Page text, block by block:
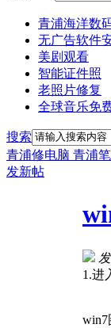
青浦海洋数
无广告软件
美剧观看
智能证件照
老照片修复
全球音乐免
搜索
青浦修电脑 青浦
发新帖
1.进
win7